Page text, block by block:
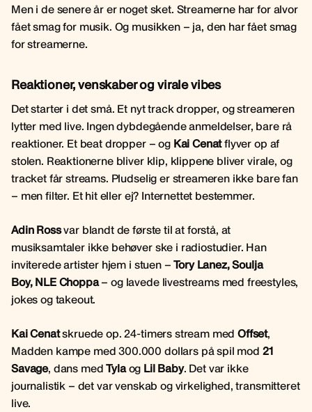
Men i de senere år er noget sket. Streamerne har for alvor
fået smag for musik. Og musikken – ja, den har fået smag
for streamerne.
Reaktioner, venskaber og virale vibes
Det starter i det små. Et nyt track dropper, og streameren
lytter med live. Ingen dybdegående anmeldelser, bare rå
reaktioner. Et beat dropper – og Kai Cenatflyver op af
stolen. Reaktionerne bliver klip, klippene bliver virale, og
tracket får streams. Pludselig er streameren ikke bare fan
– men filter. Et hit eller ej? Internettet bestemmer.
Adin Rossvar blandt de første til at forstå, at
musiksamtaler ikke behøver ske i radiostudier. Han
inviterede artister hjem i stuen –Tory Lanez, Soulja
Boy, NLE Choppa– og lavede livestreams med freestyles,
jokes og takeout.
Kai Cenatskruede op. 24-timers stream medOffset,
Madden kampe med 300.000 dollars på spil mod 21
Savage, dans medTylaog Lil Baby. Det var ikke
journalistik – det var venskab og virkelighed, transmitteret
live.